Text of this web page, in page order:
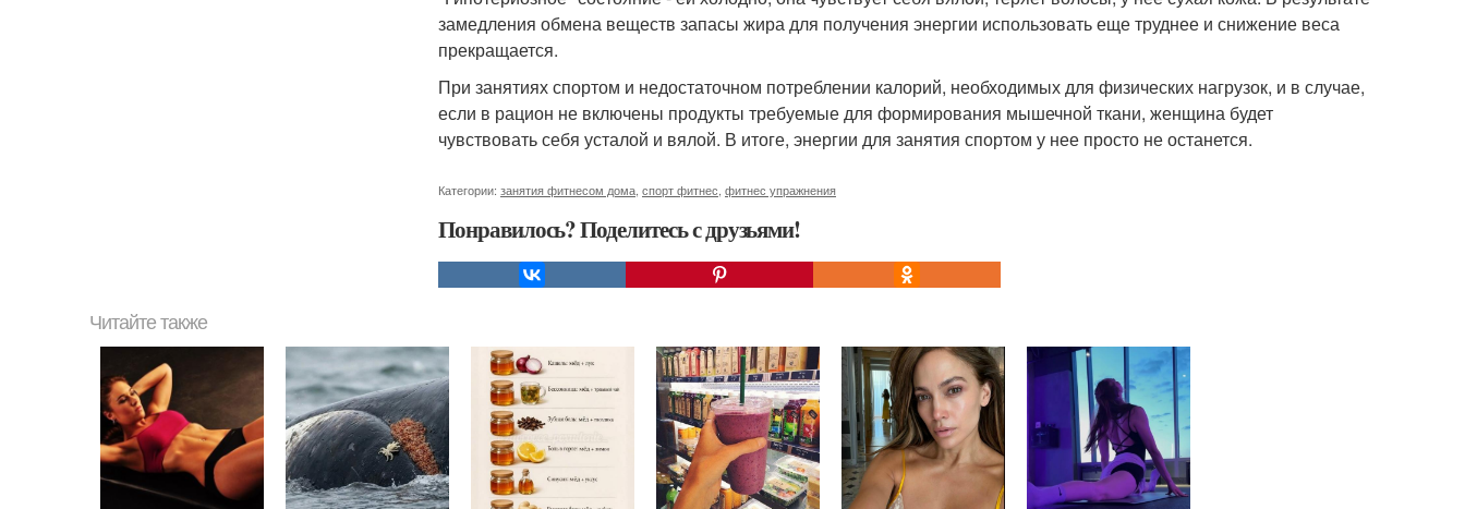
замедления обмена веществ запасы жира для получения энергии использовать еще труднее и снижение веса
прекращается.
При занятиях спортом и недостаточном потреблении калорий, необходимых для физических нагрузок, и в случае,
если в рацион не включены продукты требуемые для формирования мышечной ткани, женщина будет
чувствовать себя усталой и вялой. В итоге, энергии для занятия спортом у нее просто не останется.
Категории: занятия фитнесом дома спорт фитнес фитнес упражнения
Понравилось? Поделитесь с друзьями!
Читайте также